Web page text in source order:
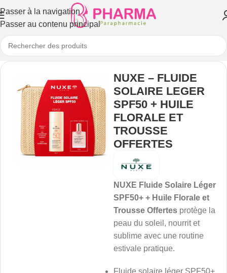
Passer à la navigation
Passer au contenu principal
NUXE – FLUIDE
SOLAIRE LEGER
SPF50 + HUILE
FLORALE ET
TROUSSE
OFFERTES
NUXE Fluide Solaire Léger
SPF50+ + Huile Florale et
Trousse Offertes protège la
peau du soleil, nourrit et
sublime avec une routine
estivale pratique.
Fluide solaire léger SPF50+